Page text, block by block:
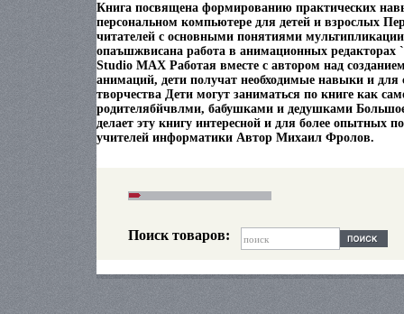
Книга посвящена формированию практических
персональном компьютере для детей и взрослых
читателей с основными понятиями
опаъшжвисана работа в анимационных редакторах
Studio MAX Работая вместе с автором над
анимаций, дети получат необходимые навыки и для
творчества Дети могут заниматься по книге как
родителябйчвлми, бабушками и дедушками
делает эту книгу интересной и для более опытных
учителей информатики Автор Михаил Фролов.
Поиск товаров: